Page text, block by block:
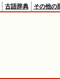
古語辞典 その他の